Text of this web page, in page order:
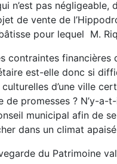
pas négligeable,
de vente de
pour lequel M.
contraintes
est-elle donc si
d’une ville
promesses ? N’y-a-
municipal afin de
dans un climat
du Patrimoine